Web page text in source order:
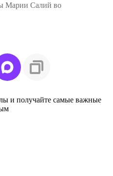
Марии Салий во
и получайте самые важные